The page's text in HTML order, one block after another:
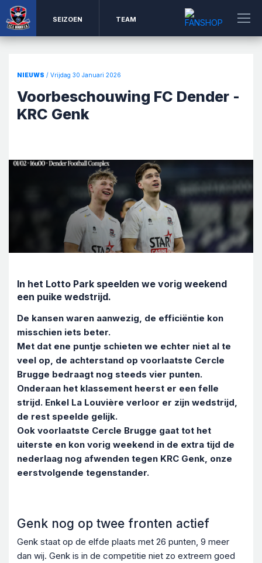
SEIZOEN TEAM
NIEUWS / Vrijdag 30 Januari 2026
Voorbeschouwing FC Dender -
KRC Genk
In het Lotto Park speelden we vorig weekend
een puike wedstrijd.
De kansen waren aanwezig, de efficiëntie kon
misschien iets beter.
Met dat ene puntje schieten we echter niet al te
veel op, de achterstand op voorlaatste Cercle
Brugge bedraagt nog steeds vier punten.
Onderaan het klassement heerst er een felle
strijd. Enkel La Louvière verloor er zijn wedstrijd,
de rest speelde gelijk.
Ook voorlaatste Cercle Brugge gaat tot het
uiterste en kon vorig weekend in de extra tijd de
nederlaag nog afwenden tegen KRC Genk, onze
eerstvolgende tegenstander.
Genk nog op twee fronten actief
Genk staat op de elfde plaats met 26 punten, 9 meer
dan wij. Genk is in de competitie niet zo extreem goed